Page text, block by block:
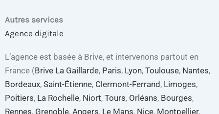
Autres services
Agence digitale
L’agence est basée à Brive, et intervenons partout en
France (Brive La Gaillarde, Paris, Lyon, Toulouse, Nantes,
Bordeaux, Saint-Étienne, Clermont-Ferrand , Limoges,
Poitiers, La Rochelle, Niort, Tours, Orléans, Bourges,
Rennes, Grenoble, Angers, Le Mans, Nice, Montpellier,